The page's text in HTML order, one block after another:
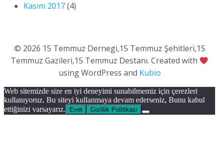
Kasım 2017(4)
© 2026 15 Temmuz Dernegi,15 Temmuz Şehitleri,15
Temmuz Gazileri,15 Temmuz Destanı. Created with
using WordPress and Kubio
Web sitemizde size en iyi deneyimi sunabilmemiz için çerezleri
kullanıyoruz. Bu siteyi kullanmaya devam ederseniz, Bunu kabul
ettiğinizi varsayarız.
Evet Gizlilik Politikası